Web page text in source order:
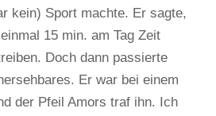
kein) Sport machte. Er sagte,
15 min. am Tag Zeit
Doch dann passierte
Er war bei einem
der Pfeil Amors traf ihn. Ich